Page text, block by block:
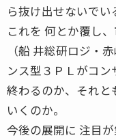
ら抜け出せないでい
これを 何とか覆し
（船 井総研ロジ
ンス型３ＰＬがコ
終わるのか、それと
いくのか。
今後の展開に 注目が